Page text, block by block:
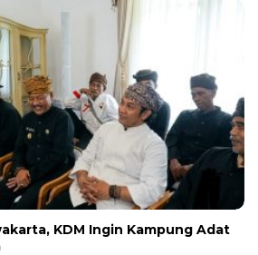
KDM Ingin Kampung Adat